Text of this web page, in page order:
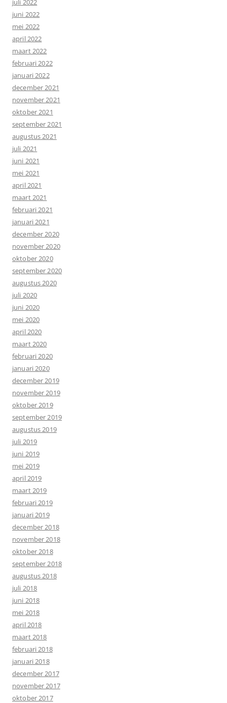
juni 2022
mei 2022
april 2022
maart 2022
februari 2022
januari 2022
december 2021
november 2021
oktober 2021
september 2021
augustus 2021
juli 2021
juni 2021
mei 2021
april 2021
maart 2021
februari 2021
januari 2021
december 2020
november 2020
oktober 2020
september 2020
augustus 2020
juli 2020
juni 2020
mei 2020
april 2020
maart 2020
februari 2020
januari 2020
december 2019
november 2019
oktober 2019
september 2019
augustus 2019
juli 2019
juni 2019
mei 2019
april 2019
maart 2019
februari 2019
januari 2019
december 2018
november 2018
oktober 2018
september 2018
augustus 2018
juli 2018
juni 2018
mei 2018
april 2018
maart 2018
februari 2018
januari 2018
december 2017
november 2017
oktober 2017